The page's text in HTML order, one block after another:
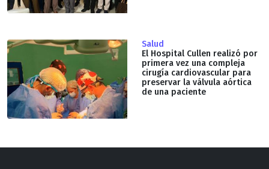
Salud
El Hospital Cullen realizó por
primera vez una compleja
cirugía cardiovascular para
preservar la válvula aórtica
de una paciente